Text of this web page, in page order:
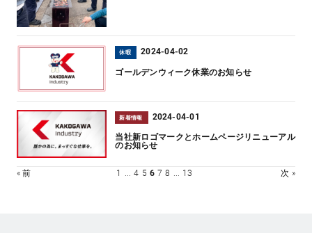
休暇 2024-04-02
ゴールデンウィーク休業のお知らせ
新着情報 2024-04-01
当社新ロゴマークとホームページリニューアル
のお知らせ
« 前 1 4 5 6 7 8 13 次 »